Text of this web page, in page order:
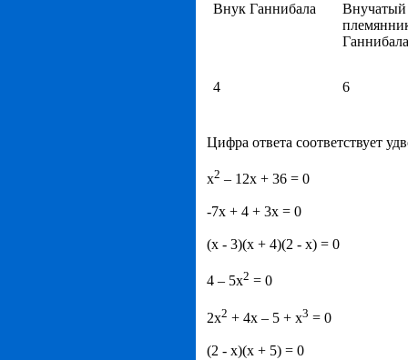
Внук Ганнибала
Внучатый
Ганнибала
4 6
Цифра ответа соответствует
х2 – 12х + 36 = 0
-7х + 4 + 3х = 0
(х - 3)(х + 4)(2 - х) = 0
4 – 5х2 = 0
2х2 + 4х – 5 + х3 = 0
(2 - х)(х + 5) = 0